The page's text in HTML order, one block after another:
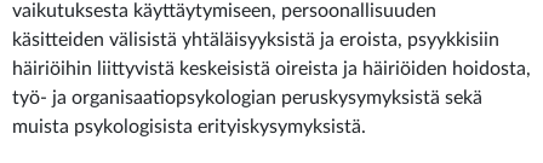
vaikutuksesta käyttäytymiseen, persoonallisuuden
käsitteiden välisistä yhtäläisyyksistä ja eroista, psyykkisiin
häiriöihin liittyvistä keskeisistä oireista ja häiriöiden hoidosta,
työ- ja organisaatiopsykologian peruskysymyksistä sekä
muista psykologisista erityiskysymyksistä.